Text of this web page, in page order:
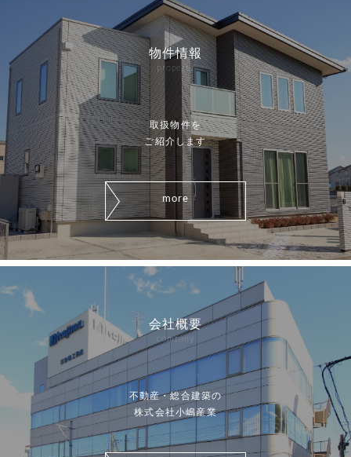
物件情報
property
取扱物件を
ご紹介します
more
会社概要
company
不動産・総合建築の
株式会社小嶋産業